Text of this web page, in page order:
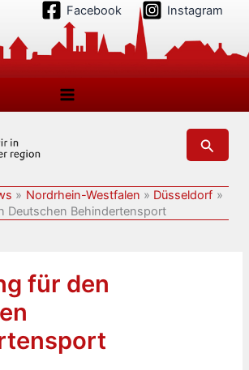
Facebook Instagram
Suchen
Nordrhein-Westfalen
Düsseldorf
Deutschen Behindertensport
für den